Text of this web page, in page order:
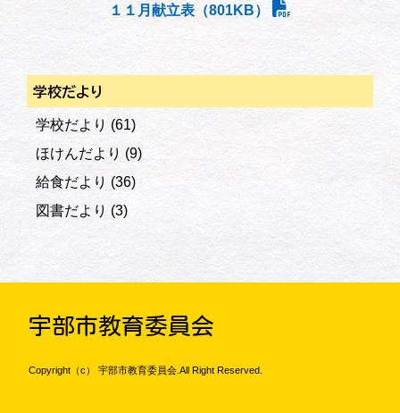
１１月献立表（801KB）
学校だより
学校だより (61)
ほけんだより (9)
給食だより (36)
図書だより (3)
宇部市教育委員会
Copyright（c） 宇部市教育委員会.All Right Reserved.